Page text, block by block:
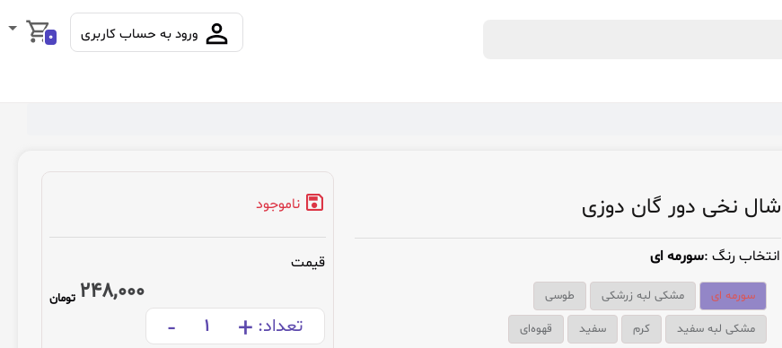
0 ورود به حساب کاربری
شال نخی دور گان دوزی
انتخاب رنگ :سورمه ای
سورمه ای مشکی لبه زرشکی طوسی
مشکی لبه سفید کرم سفید قهوه‌ای
ناموجود
قیمت
248,000 تومان
تعداد: +
-